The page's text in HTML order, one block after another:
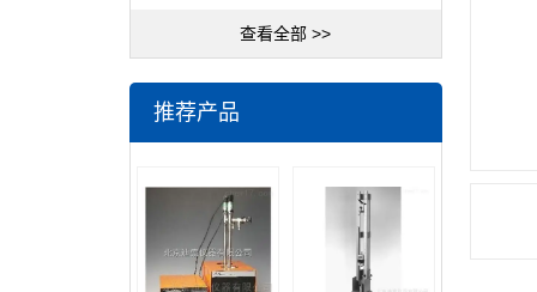
查看全部 >>
推荐产品